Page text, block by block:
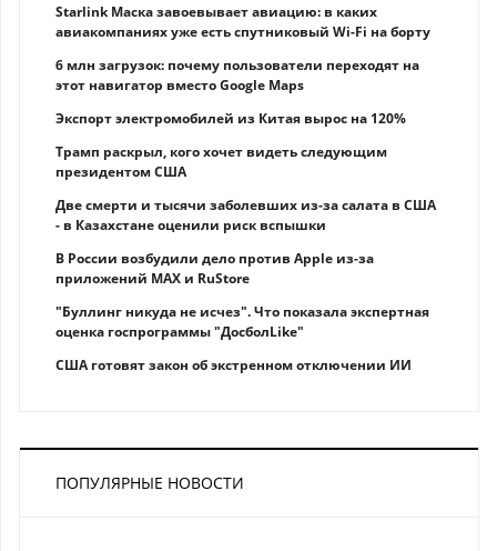
Starlink Маска завоевывает авиацию: в каких
авиакомпаниях уже есть спутниковый Wi-Fi на борту
6 млн загрузок: почему пользователи переходят на
этот навигатор вместо Google Maps
Экспорт электромобилей из Китая вырос на 120%
Трамп раскрыл, кого хочет видеть следующим
президентом США
Две смерти и тысячи заболевших из-за салата в США
- в Казахстане оценили риск вспышки
В России возбудили дело против Apple из-за
приложений MAX и RuStore
"Буллинг никуда не исчез". Что показала экспертная
оценка госпрограммы "ДосболLike"
США готовят закон об экстренном отключении ИИ
ПОПУЛЯРНЫЕ НОВОСТИ